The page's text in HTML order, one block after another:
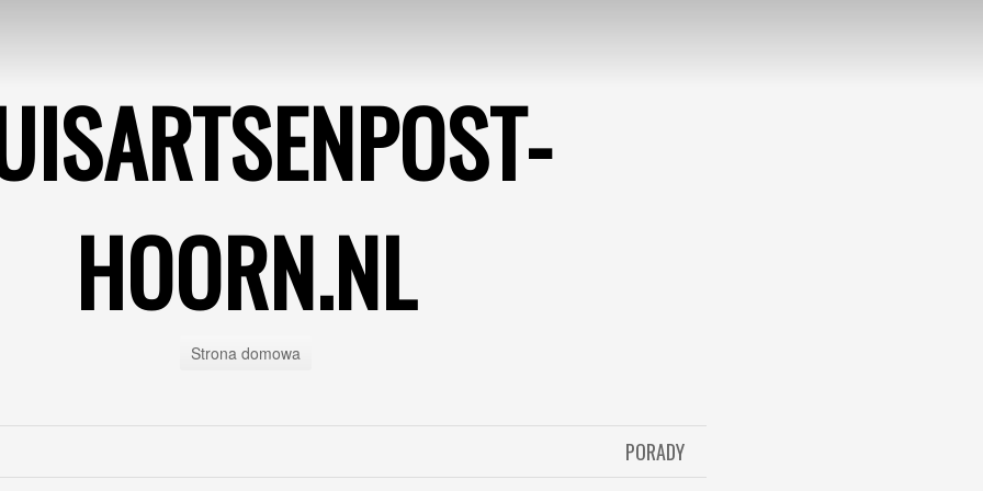
HOORN.NL
Strona domowa
PORADY